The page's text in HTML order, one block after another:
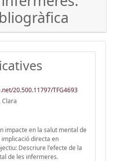
20.500.11797/TFG4693
Clara
impacte en la salut mental de
directa en
Descriure l'efecte de la
de les infermeres.